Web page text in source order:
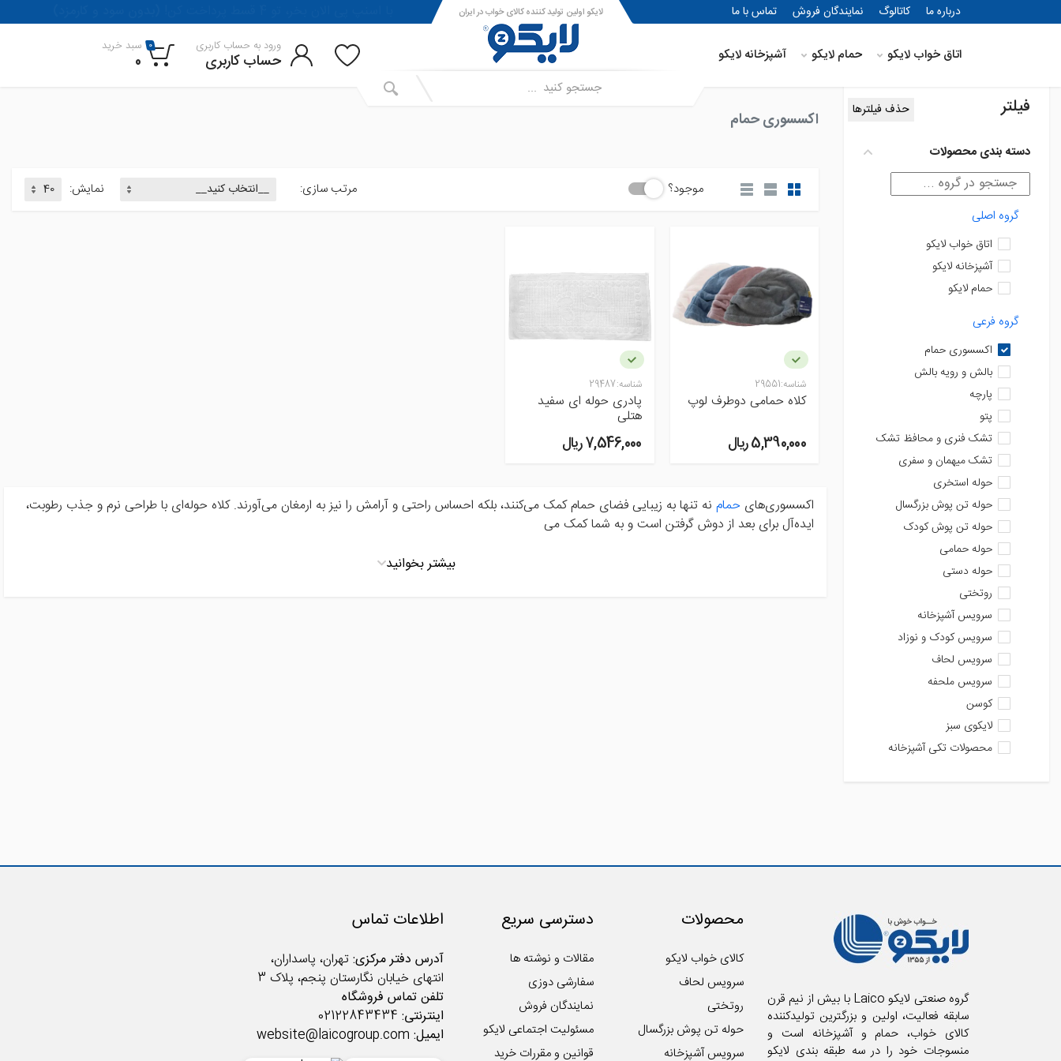
درباره ما کاتالوگ نمایندگان فروش تماس با ما
اتاق خواب لایکو حمام لایکو آشپزخانه لایکو
لایکو اولین تولید کننده کالای خواب در ایران
ورود به حساب کاربری
حساب کاربری
0 سبد خرید
0
خانه
فیلتر حذف فیلترها
دسته بندی محصولات
گروه اصلی
اتاق خواب لایکو
آشپزخانه لایکو
حمام لایکو
گروه فرعی
اکسسوری حمام
بالش و رویه بالش
پارچه
پتو
تشک فنری و محافظ تشک
تشک میهمان و سفری
حوله استخری
حوله تن پوش بزرگسال
حوله تن پوش کودک
حوله حمامی
حوله دستی
روتختی
سرویس آشپزخانه
سرویس کودک و نوزاد
سرویس لحاف
سرویس ملحفه
کوسن
لایکوی سبز
محصولات تکی آشپزخانه
اکسسوری حمام
موجود؟ مرتب سازی: نمایش:
شناسه:29551
کلاه حمامی دوطرف لوپ
5,390,000 ريال
شناسه:29487
پادری حوله ای سفید
هتلی
7,546,000 ريال
اکسسوری‌های حمام نه تنها به زیبایی فضای حمام کمک می‌کنند، بلکه احساس راحتی و آرامش را نیز به ارمغان می‌آورند. کلاه حوله‌ای با طراحی نرم و جذب رطوبت،
ایده‌آل برای بعد از دوش گرفتن است و به شما کمک می
بیشتر بخوانید
گروه صنعتی لایکو Laico با بیش از نیم قرن
سابقه فعالیت، اولین و بزرگترین تولیدکننده
کالای خواب، حمام و آشپزخانه است و
منسوجات خود را در سه طبقه بندی لایکو
محصولات
کالای خواب لایکو
سرویس لحاف
روتختی
حوله تن پوش بزرگسال
سرویس آشپزخانه
دسترسی سریع
مقالات و نوشته ها
سفارشی دوزی
نمایندگان فروش
مسئولیت اجتماعی لایکو
قوانین و مقررات خرید
اطلاعات تماس
آدرس دفتر مرکزی:تهران، پاسداران،
انتهای خیابان نگارستان پنجم، پلاک 3
تلفن تماس فروشگاه
اینترنتی:
ایمیل: website@laicogroup.com